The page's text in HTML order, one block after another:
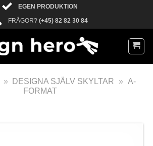
EGEN PRODUKTION
FRÅGOR? (+45) 82 82 30 84
» DESIGNA SJÄLV SKYLTAR » A-
FORMAT